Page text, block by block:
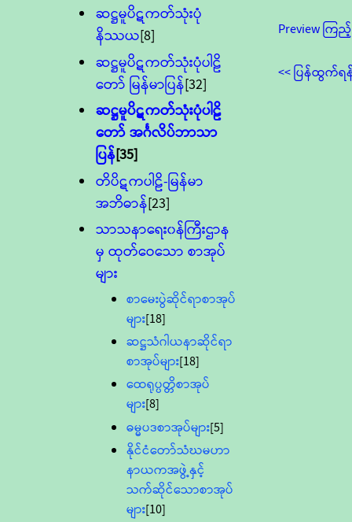
ဆဋ္ဌမူပိဋကတ်သုံးပုံ
နိဿယ[8]
ဆဋ္ဌမူပိဋကတ်သုံးပုံပါဠိ
တော် မြန်မာပြန်[32]
ဆဋ္ဌမူပိဋကတ်သုံးပုံပါဠိ
တော် အင်္ဂလိပ်ဘာသာ
ပြန်[35]
တိပိဋကပါဠိ-မြန်မာ
အဘိဓာန်[23]
သာသနာရေး၀န်ကြီးဌာန
မှ ထုတ်ဝေသော စာအုပ်
များ
စာမေးပွဲဆိုင်ရာစာအုပ်
များ[18]
ဆဋ္ဌသံဂါယနာဆိုင်ရာ
စာအုပ်များ[18]
ထေရုပ္ပတ္တိစာအုပ်
များ[8]
ဓမ္မပဒစာအုပ်များ[5]
နိုင်ငံတော်သံဃမဟာ
နာယကအဖွဲ့နှင့်
သက်ဆိုင်သောစာအုပ်
များ[10]
Preview ကြ
<< ပြန်ထွက်ရ